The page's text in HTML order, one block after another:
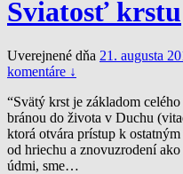
Sviatosť krstu
Uverejnené dňa 21. augusta
komentáre ↓
“Svätý krst je základom
bránou do života v Duchu
ktorá otvára prístup k
od hriechu a znovuzrodení
údmi, sme…